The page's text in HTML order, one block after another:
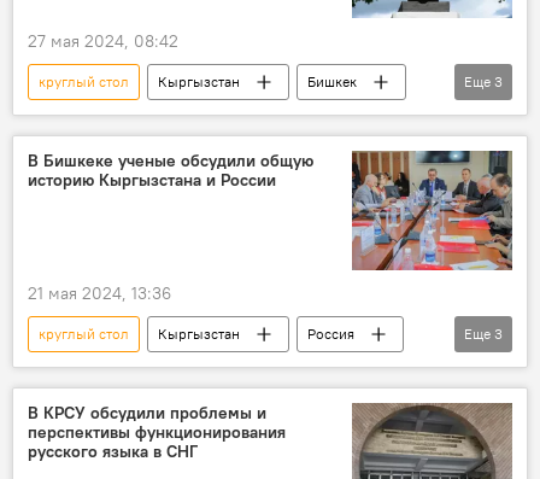
27 мая 2024, 08:42
круглый стол Кыргызстан
Бишкек
Русский дом в Бишкеке
Александр Пушкин
учителя
Еще 3
В Бишкеке ученые обсудили общую
историю Кыргызстана и России
21 мая 2024, 13:36
круглый стол Кыргызстан
Россия
КРСУ
история
Денис Фомин-Нилов
Еще 3
В КРСУ обсудили проблемы и
перспективы функционирования
русского языка в СНГ